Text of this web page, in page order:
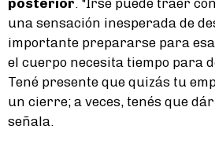
una sensación inesperada de
importante prepararse para
el cuerpo necesita tiempo para
Tené presente que quizás tu
un cierre; a veces, tenés que
señala.